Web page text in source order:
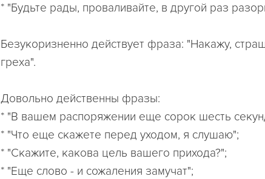
* "Будьте рады, проваливайте, в другой раз
Безукоризненно действует фраза: "Накажу,
греха".
Довольно действенны фразы:
* "В вашем распоряжении еще сорок шесть
* "Что еще скажете перед уходом, я слушаю";
* "Скажите, какова цель вашего прихода?";
* "Еще слово - и сожаления замучат";